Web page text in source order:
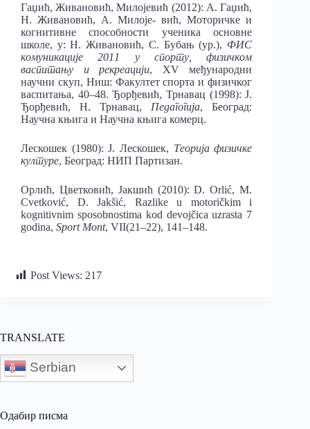
Гаџић, Живановић, Милојевић (2012): А. Гаџић,
Н. Живановић, А. Милоје- вић, Моторичке и
когнитивне способности ученика основне
школе, у: Н. Живановић, С. Бубањ (ур.), ФИС
комуникације 2011 у спорту, физичком
васпитању и рекреацији, XV међународни
научни скуп, Ниш: Факултет спорта и физичког
васпитања, 40–48. Ђорђевић, Трнавац (1998): Ј.
Ђорђевић, Н. Трнавац, Педагогија, Београд:
Научна књига и Научна књига комерц.
Лескошек (1980): Ј. Лескошек, Теорија физичке
културе, Београд: НИП Партизан.
Орлић, Цветковић, Јакшић (2010): D. Orlić, M.
Cvetković, D. Jakšić, Razlike u motoričkim i
kognitivnim sposobnostima kod devojčica uzrasta 7
godina, Sport Mont, VII(21‒22), 141–148.
Post Views: 217
TRANSLATE
Serbian
Одабир писма